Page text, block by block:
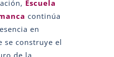
Escuela
continúa
en
se construye el
de la